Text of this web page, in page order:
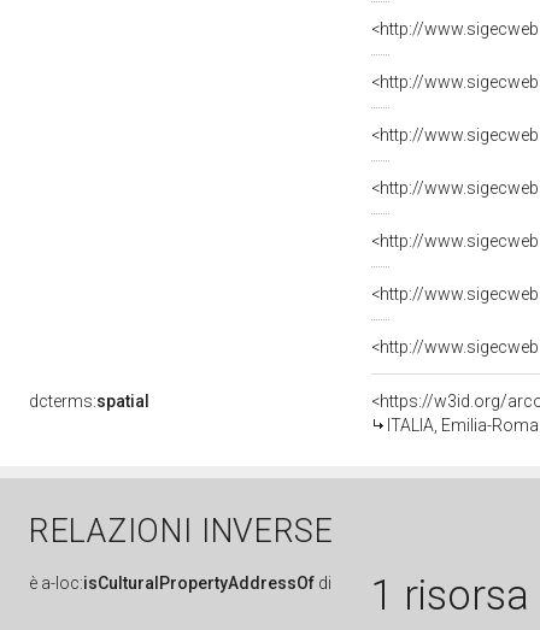
<http://
<http://
<http://
dcterms:spatial
<https://w3id.org/
ITALIA, Emilia-
RELAZIONI INVERSE
è a-loc:isCulturalPropertyAddressOf di 1 risorsa